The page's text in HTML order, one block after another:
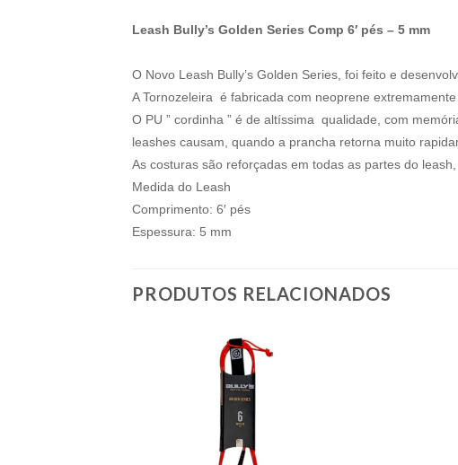
Leash Bully’s Golden Series Comp 6′ pés – 5 mm
O Novo Leash Bully’s Golden Series, foi feito e
A Tornozeleira é fabricada com neoprene
O PU ” cordinha ” é de altíssima qualidade, com
leashes causam, quando a prancha retorna muito
As costuras são reforçadas em todas as partes do
Medida do Leash
Comprimento: 6′ pés
Espessura: 5 mm
PRODUTOS RELACIONADOS